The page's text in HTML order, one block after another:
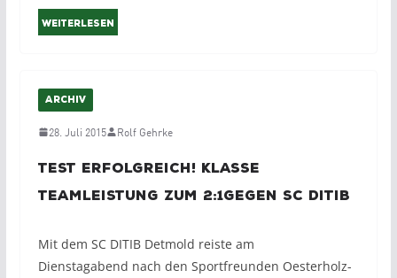
Weiterlesen
ARCHIV
28. Juli 2015 Rolf Gehrke
Test erfolgreich! Klasse
Teamleistung zum 2:1gegen SC DITIB
Mit dem SC DITIB Detmold reiste am
Dienstagabend nach den Sportfreunden Oesterholz-